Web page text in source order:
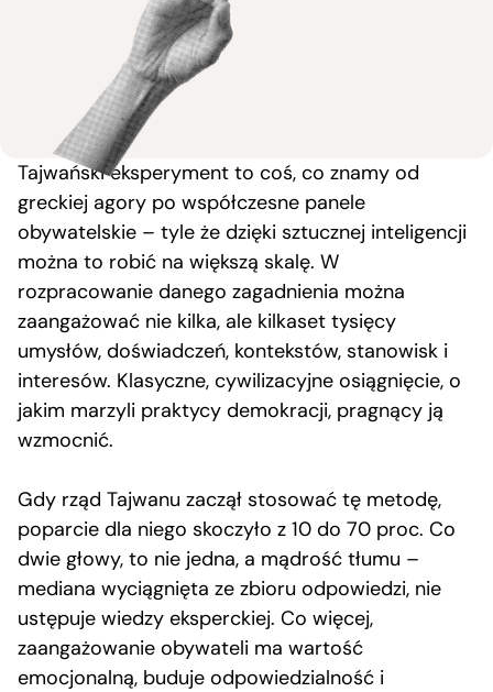
Tajwański eksperyment to coś, co znamy od
greckiej agory po współczesne panele
obywatelskie – tyle że dzięki sztucznej inteligencji
można to robić na większą skalę. W
rozpracowanie danego zagadnienia można
zaangażować nie kilka, ale kilkaset tysięcy
umysłów, doświadczeń, kontekstów, stanowisk i
interesów. Klasyczne, cywilizacyjne osiągnięcie, o
jakim marzyli praktycy demokracji, pragnący ją
wzmocnić.
Gdy rząd Tajwanu zaczął stosować tę metodę,
poparcie dla niego skoczyło z 10 do 70 proc. Co
dwie głowy, to nie jedna, a mądrość tłumu –
mediana wyciągnięta ze zbioru odpowiedzi, nie
ustępuje wiedzy eksperckiej. Co więcej,
zaangażowanie obywateli ma wartość
emocjonalną, buduje odpowiedzialność i